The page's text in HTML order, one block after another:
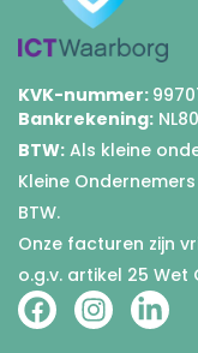
KVK-nummer:
Bankrekening:
BTW: Als kleine
Kleine
BTW.
Onze facturen zijn
o.g.v. artikel 25 Wet